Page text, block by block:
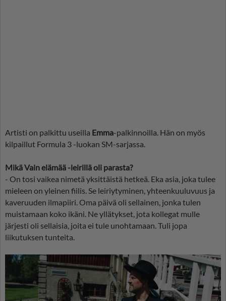
Artisti on palkittu useilla Emma-palkinnoilla. Hän on myös
kilpaillut Formula 3 -luokan SM-sarjassa.
Mikä Vain elämää -leirillä oli parasta?
- On tosi vaikea nimetä yksittäistä hetkeä. Eka asia, joka tulee
mieleen on yleinen fiilis. Se leiriytyminen, yhteenkuuluvuus ja
kaveruuden ilmapiiri. Oma päivä oli sellainen, jonka tulen
muistamaan koko ikäni. Ne yllätykset, jota kollegat mulle
järjesti oli sellaisia, joita ei tule unohtamaan. Tuli jopa
liikutuksen tunteita.